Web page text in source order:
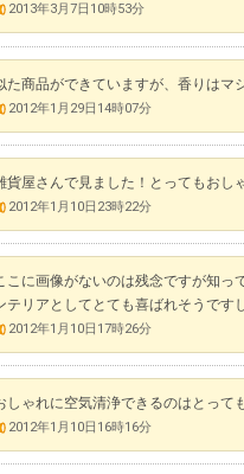
2013年3月7日10時53分
た商品ができていますが、香りはマ
2012年1月29日14時07分
貨屋さんで見ました！とってもおし
2012年1月10日23時22分
こに画像がないのは残念ですが知っ
テリアとしてとても喜ばれそうです
2012年1月10日17時26分
しゃれに空気清浄できるのはとって
2012年1月10日16時16分